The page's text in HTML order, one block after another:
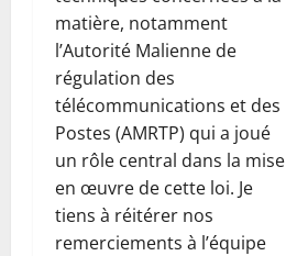
matière, notamment
l’Autorité Malienne de
régulation des
télécommunications et des
Postes (AMRTP) qui a joué
un rôle central dans la mise
en œuvre de cette loi. Je
tiens à réitérer nos
remerciements à l’équipe